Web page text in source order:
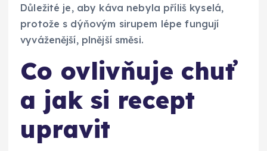
Důležité je, aby káva nebyla příliš kyselá,
protože s dýňovým sirupem lépe fungují
vyváženější, plnější směsi.
Co ovlivňuje chuť
a jak si recept
upravit